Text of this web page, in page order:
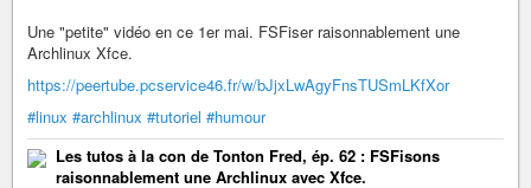
Une "petite" vidéo en ce 1er mai. FSFiser raisonnablement une
Archlinux Xfce.
https://peertube.pcservice46.fr/w/bJjxLwAgyFnsTUSmLKfXor
#linux #archlinux #tutoriel #humour
Les tutos à la con de Tonton Fred, ép. 62 : FSFisons
raisonnablement une Archlinux avec Xfce.